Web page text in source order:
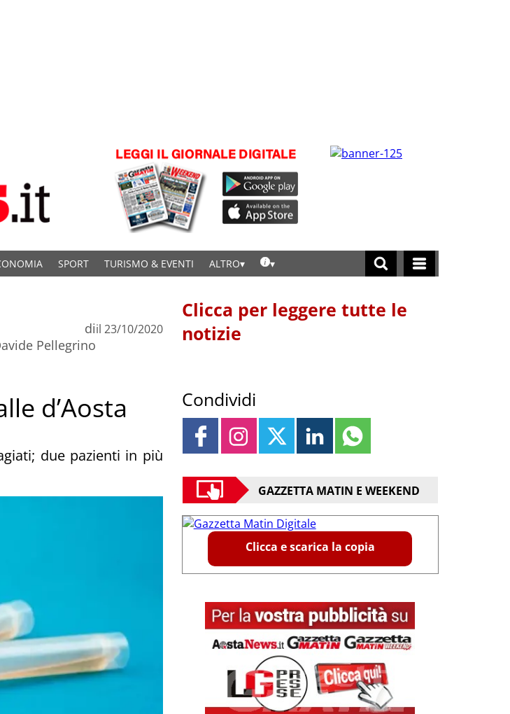
SPORT TURISMO & EVENTI ALTRO
di
Pellegrino
il 23/10/2020
d’Aosta
due pazienti in più
Clicca per leggere tutte le
notizie
Condividi
GAZZETTA MATIN E WEEKEND
Clicca e scarica la copia